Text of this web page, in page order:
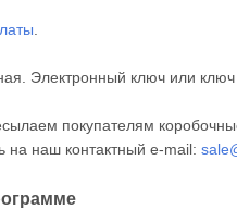
Электронный ключ или
покупателям
наш контактный e-mail: